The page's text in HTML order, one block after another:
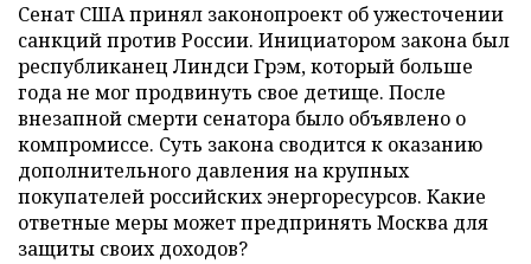
Сенат США принял законопроект об ужесточении
санкций против России. Инициатором закона был
республиканец Линдси Грэм, который больше
года не мог продвинуть свое детище. После
внезапной смерти сенатора было объявлено о
компромиссе. Суть закона сводится к оказанию
дополнительного давления на крупных
покупателей российских энергоресурсов. Какие
ответные меры может предпринять Москва для
защиты своих доходов?